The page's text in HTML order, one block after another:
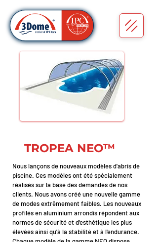
TROPEA NEO™
Nous lançons de nouveaux modèles d'abris de
piscine. Ces modèles ont été spécialement
réalisés sur la base des demandes de nos
clients. Nous avons créé une nouvelle gamme
de modes extrêmement faibles. Les nouveaux
profilés en aluminium arrondis répondent aux
normes de sécurité et d'esthétique les plus
élevées ainsi qu'à la stabilité et à l'endurance.